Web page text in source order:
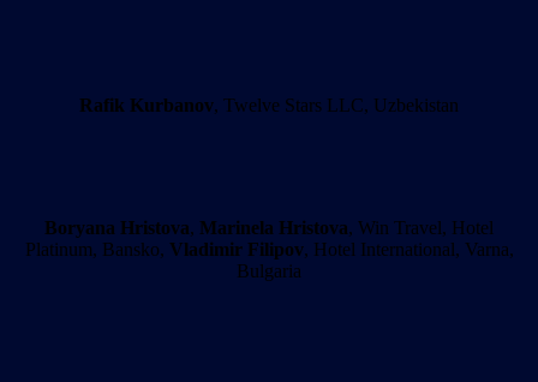
Rafik Kurbanov, Twelve Stars LLC, Uzbekistan
Boryana Hristova, Marinela Hristova, Win Travel, Hotel
Platinum, Bansko, Vladimir Filipov, Hotel International, Varna,
Bulgaria